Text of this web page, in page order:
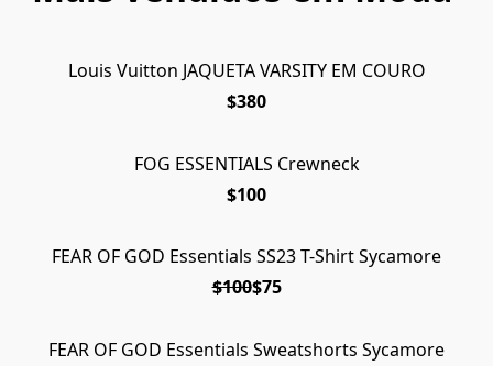
Louis Vuitton JAQUETA VARSITY EM COURO
$380
FOG ESSENTIALS Crewneck
$100
EM OFERTA
FEAR OF GOD Essentials SS23 T-Shirt Sycamore
$100$75
ESGOTADO
FEAR OF GOD Essentials Sweatshorts Sycamore